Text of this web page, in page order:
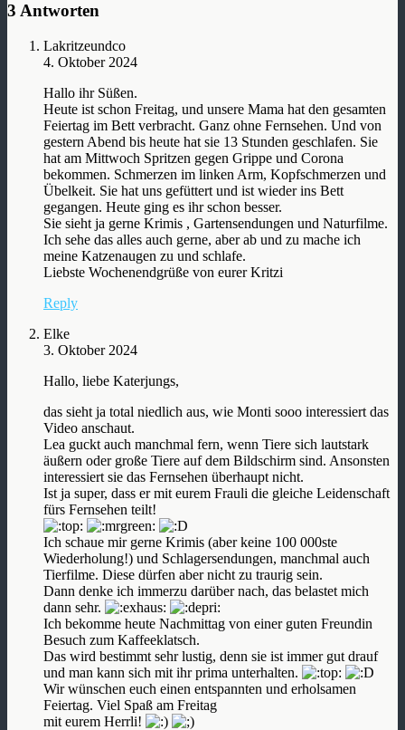
3 Antworten
Lakritzeundco
4. Oktober 2024
Hallo ihr Süßen.
Heute ist schon Freitag, und unsere Mama hat den gesamten
Feiertag im Bett verbracht. Ganz ohne Fernsehen. Und von
gestern Abend bis heute hat sie 13 Stunden geschlafen. Sie
hat am Mittwoch Spritzen gegen Grippe und Corona
bekommen. Schmerzen im linken Arm, Kopfschmerzen und
Übelkeit. Sie hat uns gefüttert und ist wieder ins Bett
gegangen. Heute ging es ihr schon besser.
Sie sieht ja gerne Krimis , Gartensendungen und Naturfilme.
Ich sehe das alles auch gerne, aber ab und zu mache ich
meine Katzenaugen zu und schlafe.
Liebste Wochenendgrüße von eurer Kritzi
Reply
Elke
3. Oktober 2024
Hallo, liebe Katerjungs,
das sieht ja total niedlich aus, wie Monti sooo interessiert das
Video anschaut.
Lea guckt auch manchmal fern, wenn Tiere sich lautstark
äußern oder große Tiere auf dem Bildschirm sind. Ansonsten
interessiert sie das Fernsehen überhaupt nicht.
Ist ja super, dass er mit eurem Frauli die gleiche Leidenschaft
fürs Fernsehen teilt!
Ich schaue mir gerne Krimis (aber keine 100 000ste
Wiederholung!) und Schlagersendungen, manchmal auch
Tierfilme. Diese dürfen aber nicht zu traurig sein.
Dann denke ich immerzu darüber nach, das belastet mich
dann sehr.
Ich bekomme heute Nachmittag von einer guten Freundin
Besuch zum Kaffeeklatsch.
Das wird bestimmt sehr lustig, denn sie ist immer gut drauf
und man kann sich mit ihr prima unterhalten.
Wir wünschen euch einen entspannten und erholsamen
Feiertag. Viel Spaß am Freitag
mit eurem Herrli!